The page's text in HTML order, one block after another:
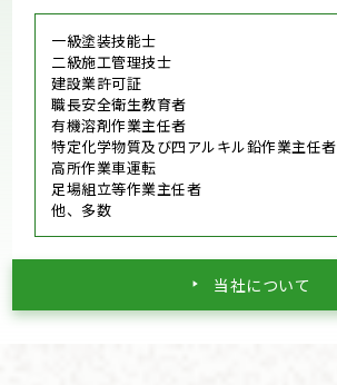
一級塗装技能士
二級施工管理技士
建設業許可証
職長安全衛生教育者
有機溶剤作業主任者
特定化学物質及び四アルキル鉛作業主任者
高所作業車運転
足場組立等作業主任者
他、多数
当社について